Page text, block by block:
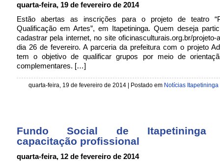
quarta-feira, 19 de fevereiro de 2014
Estão abertas as inscrições para o projeto de teatro
Qualificação em Artes”, em Itapetininga. Quem deseja
cadastrar pela internet, no site oficinasculturais.org.br/projeto-
dia 26 de fevereiro. A parceria da prefeitura com o projeto
tem o objetivo de qualificar grupos por meio de
complementares. […]
quarta-feira, 19 de fevereiro de 2014 | Postado em Notícias Itapetininga
Fundo Social de Itapetininga
capacitação profissional
quarta-feira, 12 de fevereiro de 2014